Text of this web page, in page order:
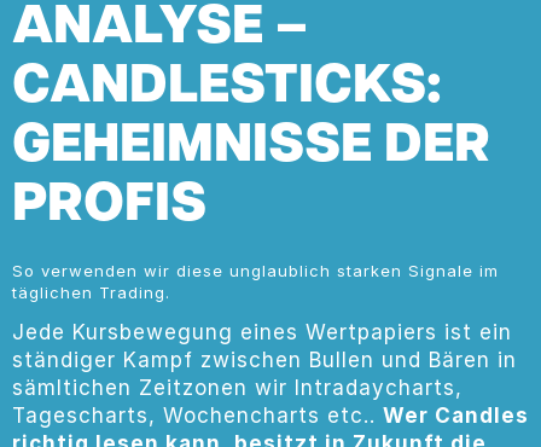
ANALYSE –
CANDLESTICKS:
GEHEIMNISSE DER
PROFIS
So verwenden wir diese unglaublich starken Signale im
täglichen Trading.
Jede Kursbewegung eines Wertpapiers ist ein
ständiger Kampf zwischen Bullen und Bären in
sämltichen Zeitzonen wir Intradaycharts,
Tagescharts, Wochencharts etc.. Wer Candles